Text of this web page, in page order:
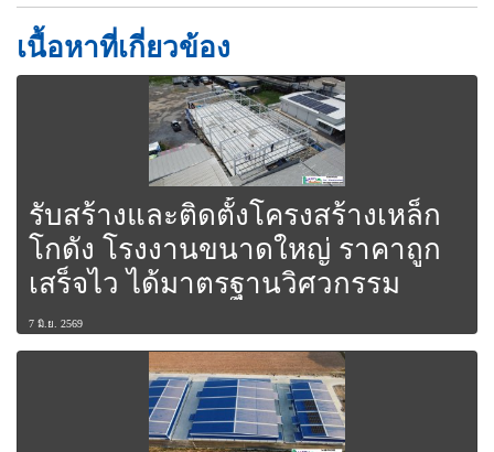
เนื้อหาที่เกี่ยวข้อง
รับสร้างและติดตั้งโครงสร้างเหล็ก
โกดัง โรงงานขนาดใหญ่ ราคาถูก
เสร็จไว ได้มาตรฐานวิศวกรรม
7 มิ.ย. 2569